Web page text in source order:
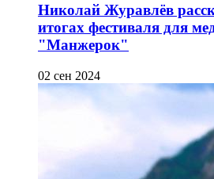
Николай Журавлёв
итогах фестиваля для
"Манжерок"
02 сен 2024